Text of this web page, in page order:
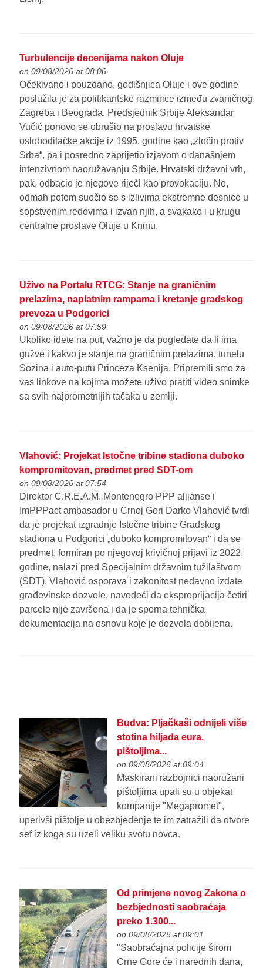
Turbulencije decenijama nakon Oluje
on 09/08/2026 at 08:06
Očekivano i pouzdano, godišnjica Oluje i ove godine
poslužila je za politikantske razmirice između zvaničnog
Zagreba i Beograda. Predsjednik Srbije Aleksandar
Vučić ponovo se obrušio na proslavu hrvatske
oslobodilačke akcije iz 1995. godine kao „zločin protiv
Srba“, pa i posredno zaprijetio izjavom o današnjem
intenzivnom naoružavanju Srbije. Hrvatski državni vrh,
pak, odbacio je njegove riječi kao provokaciju. No,
odmah potom suočio se s izlivima ekstremne desnice u
sopstvenim redovima i izvan njih, a svakako i u krugu
centralne proslave Oluje u Kninu.
Uživo na Portalu RTCG: Stanje na graničnim
prelazima, naplatnim rampama i kretanje gradskog
prevoza u Podgorici
on 09/08/2026 at 07:59
Ukoliko idete na put, važno je da pogledate da li ima
gužve i kakvo je stanje na graničnim prelazima, tunelu
Sozina i auto-putu Princeza Ksenija. Pripremili smo za
vas linkove na kojima možete uživo pratiti video snimke
sa svih najprometnijih tačaka u zemlji.
Vlahović: Projekat Istočne tribine stadiona duboko
kompromitovan, predmet pred SDT-om
on 09/08/2026 at 07:54
Direktor C.R.E.A.M. Montenegro PPP alijanse i
ImPPPact ambasador u Crnoj Gori Darko Vlahović tvrdi
da je projekat izgradnje Istočne tribine Gradskog
stadiona u Podgorici „duboko kompromitovan“ i da se
predmet, formiran po njegovoj krivičnoj prijavi iz 2022.
godine, nalazi pred Specijalnim državnim tužilaštvom
(SDT). Vlahović osporava i zakonitost nedavno izdate
građevinske dozvole, navodeći da eksproprijacija četiri
parcele nije završena i da je sporna tehnička
dokumentacija na osnovu koje je dozvola dobijena.
Budva: Pljačkaši odnijeli više
stotina hiljada eura,
pištoljima...
on 09/08/2026 at 09:04
Maskirani razbojnici naoružani
pištoljima upali su u objekat
kompanije "Megapromet",
uperivši pištolje u obezbjeđenje te im zatražili da otvore
sef iz koga su uzeli veliku svotu novca.
Od primjene novog Zakona o
bezbjednosti saobraćaja
preko 1.300...
on 09/08/2026 at 09:01
"Saobraćajna policije širom
Crne Gore će i narednih dana,